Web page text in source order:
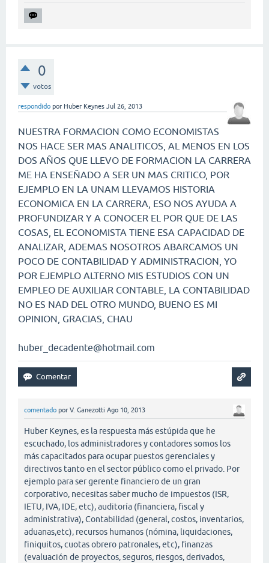
0
votos
respondido por Huber Keynes Jul 26, 2013
NUESTRA FORMACION COMO ECONOMISTAS
NOS HACE SER MAS ANALITICOS, AL MENOS EN LOS
DOS AÑOS QUE LLEVO DE FORMACION LA CARRERA
ME HA ENSEÑADO A SER UN MAS CRITICO, POR
EJEMPLO EN LA UNAM LLEVAMOS HISTORIA
ECONOMICA EN LA CARRERA, ESO NOS AYUDA A
PROFUNDIZAR Y A CONOCER EL POR QUE DE LAS
COSAS, EL ECONOMISTA TIENE ESA CAPACIDAD DE
ANALIZAR, ADEMAS NOSOTROS ABARCAMOS UN
POCO DE CONTABILIDAD Y ADMINISTRACION, YO
POR EJEMPLO ALTERNO MIS ESTUDIOS CON UN
EMPLEO DE AUXILIAR CONTABLE, LA CONTABILIDAD
NO ES NAD DEL OTRO MUNDO, BUENO ES MI
OPINION, GRACIAS, CHAU
huber_decadente@hotmail.com
comentado por V. Ganezotti Ago 10, 2013
Huber Keynes, es la respuesta más estúpida que he
escuchado, los administradores y contadores somos los
más capacitados para ocupar puestos gerenciales y
directivos tanto en el sector público como el privado. Por
ejemplo para ser gerente financiero de un gran
corporativo, necesitas saber mucho de impuestos (ISR,
IETU, IVA, IDE, etc), auditoría (financiera, fiscal y
administrativa), Contabilidad (general, costos, inventarios,
aduanas,etc), recursos humanos (nómina, liquidaciones,
finiquitos, cuotas obrero patronales, etc), finanzas
(evaluación de proyectos, seguros, riesgos, derivados,